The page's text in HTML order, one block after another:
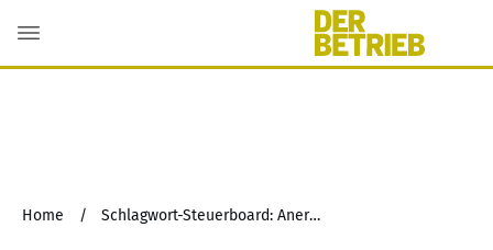
Home / Schlagwort-Steuerboard: Anerkennung